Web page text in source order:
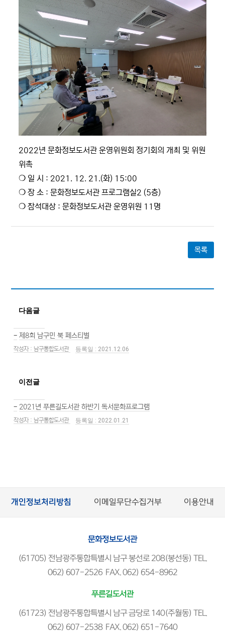
2022년 문화정보도서관 운영위원회 정기회의 개최 및 위원
위촉
❍ 일 시 : 2021. 12. 21.(화) 15:00
❍ 장 소 : 문화정보도서관 프로그램실2 (5층)
❍ 참석대상 : 문화정보도서관 운영위원 11명
목록
다음글
- 제8회 남구민 북 페스티벌
남구통합도서관 2021.12.06
이전글
- 2021년 푸른길도서관 하반기 독서문화프로그램
남구통합도서관 2022.01.21
개인정보처리방침 이메일무단수집거부 이용안내
문화정보도서관
(61705) 전남광주통합특별시 남구 봉선로 208(봉선동) TEL.
062) 607-2526 FAX. 062) 654-8962
푸른길도서관
(61723) 전남광주통합특별시 남구 금당로 140(주월동) TEL.
062) 607-2538 FAX. 062) 651-7640